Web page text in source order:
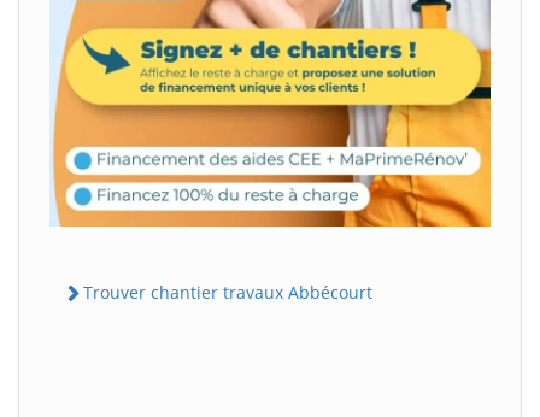
Trouver chantier travaux Abbécourt